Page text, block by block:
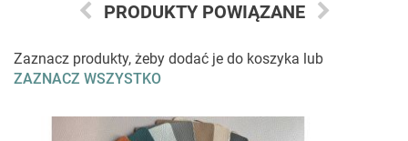
PRODUKTY POWIĄZANE
Zaznacz produkty, żeby dodać je do koszyka lub
ZAZNACZ WSZYSTKO